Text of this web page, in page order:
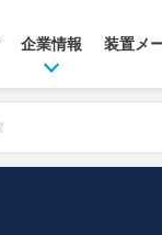
企業情報 装置メ